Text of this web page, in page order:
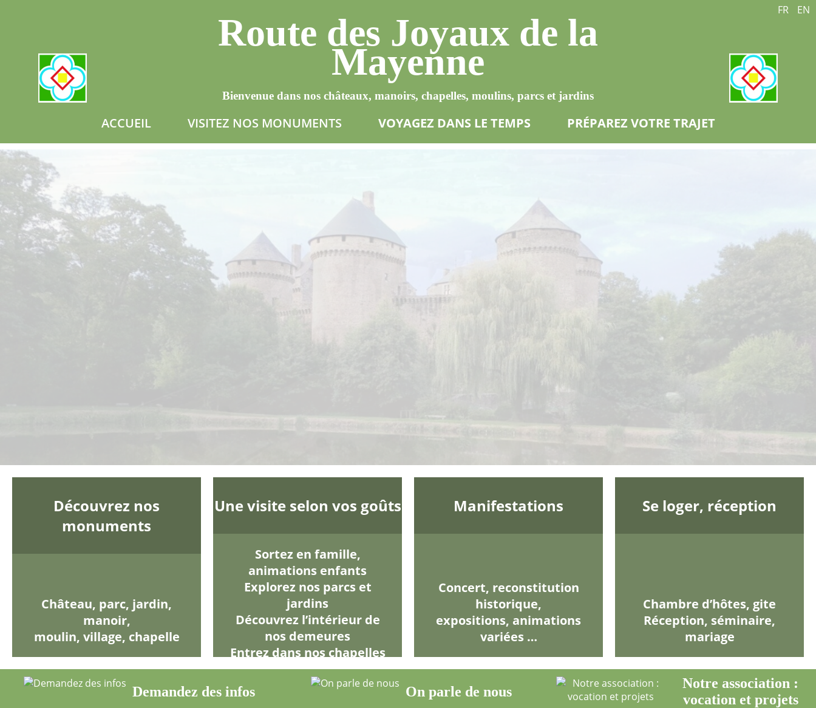
Route des Joyaux de la
Mayenne
Bienvenue dans nos châteaux, manoirs, chapelles, moulins, parcs et jardins
FR EN
ACCUEIL VISITEZ NOS MONUMENTS VOYAGEZ DANS LE TEMPS PRÉPAREZ VOTRE TRAJET
Découvrez nos
monuments
Château, parc, jardin,
manoir,
moulin, village, chapelle
Une visite selon vos goûts
Sortez en famille,
animations enfants
Explorez nos parcs et
jardins
Découvrez l’intérieur de
nos demeures
Entrez dans nos chapelles
Manifestations
Concert, reconstitution
historique,
expositions, animations
variées …
Se loger, réception
Chambre d’hôtes, gite
Réception, séminaire,
mariage
Demandez des infos On parle de nous
Notre association :
vocation et projets